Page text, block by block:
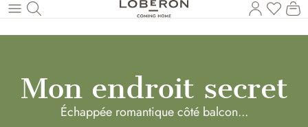
Revenir au contenu principal
Vous
Mon endroit secret
Échappée romantique côté balcon...